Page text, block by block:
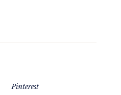
Pinterest